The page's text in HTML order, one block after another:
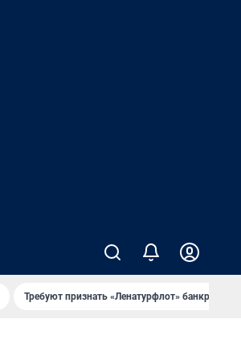
Требуют признать «Ленатурфлот» банкротом